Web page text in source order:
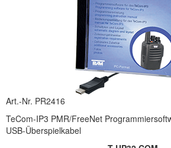
Art.-Nr. PR2416
TeCom-IP3 PMR/FreeNet
USB-Überspielkabel